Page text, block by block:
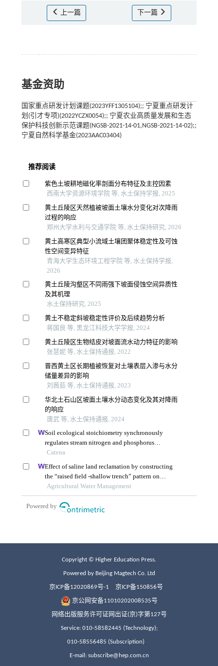
上一篇 下一篇
基金资助
国家重点研发计划课题(2023YFF1305104);; 宁夏重点研发计
划(引才专项)(2022YCZX0054);; 宁夏农业高质量发展和生态
保护科技创新示范课题(NGSB-2021-14-01,NGSB-2021-14-02);;
宁夏自然科学基金(2023AAC03404)
Copyright © Higher Education Press.
Powered by Beijing Magtech Co. Ltd
京ICP备12020869号-1 京ICP备150856号
京公网安备11010202008535号
网络出版服务许可证网出证(京)字第127号
Service: 010-58582445 (Technology);
010-58556485 (Subscription)
E-mail: subscribe@hep.com.cn